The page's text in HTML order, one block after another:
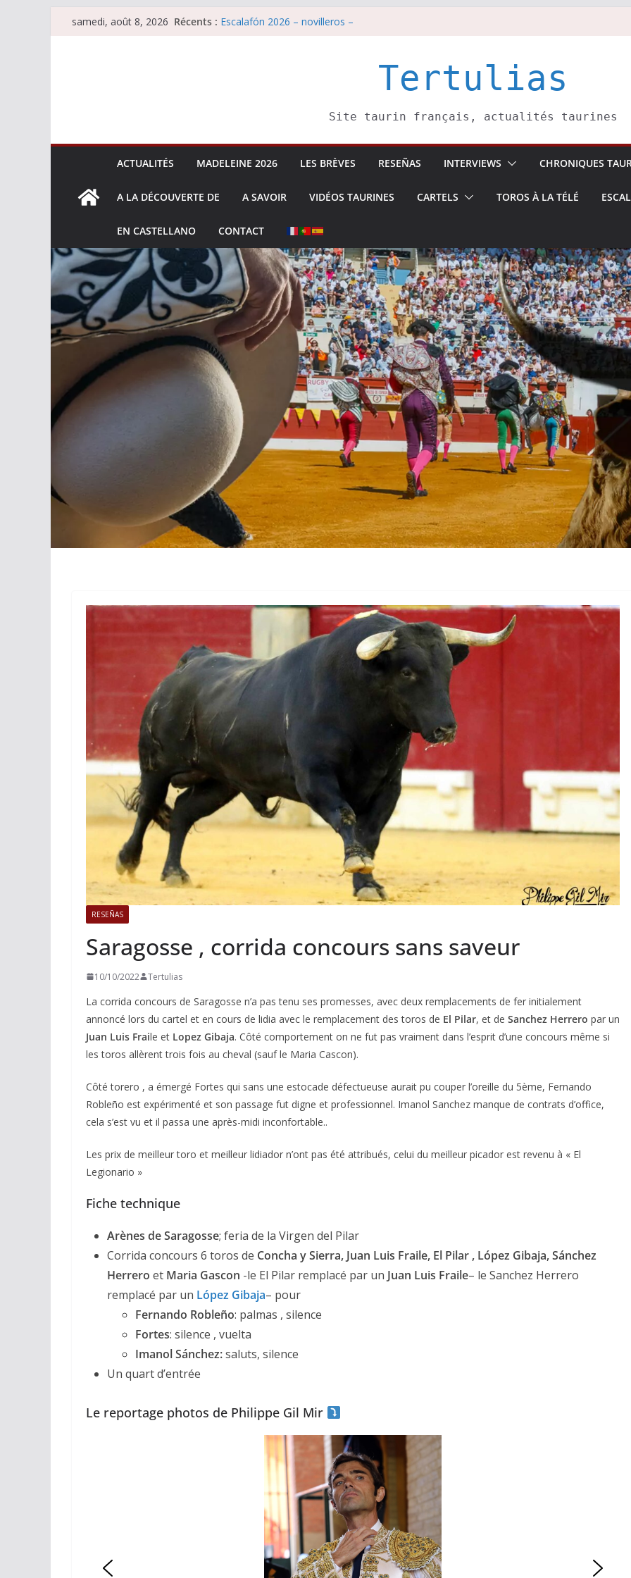
Passersamedi, août 8, 2026 Récents : Escalafón 2026 – matadors de toros-
Maurrin, rendez vous est pris pour l’an prochain.Tertulias
Site taurin français, actualités taurines
ACTUALITÉS MADELEINE 2026 LES BRÈVES RESEÑAS INTERVIEWS CHRONIQUES
A LA DÉCOUVERTE DE A SAVOIR VIDÉOS TAURINES CARTELS TOROS À LA TÉLÉ
EN CASTELLANO CONTACT
RESEÑAS
Saragosse , corrida concours sans saveur
10/10/2022 Tertulias
La corrida concours de Saragosse n’a pas tenu ses promesses, avec deux remplacements de fer initialement
annoncé lors du cartel et en cours de lidia avec le remplacement des toros de El Pilar, et de Sanchez Herrero par un
Juan Luis Fraile et Lopez Gibaja. Côté comportement on ne fut pas vraiment dans l’esprit d’une concours même si
les toros allèrent trois fois au cheval (sauf le Maria Cascon).
Côté torero , a émergé Fortes qui sans une estocade défectueuse aurait pu couper l’oreille du 5ème, Fernando
Robleño est expérimenté et son passage fut digne et professionnel. Imanol Sanchez manque de contrats d’office,
cela s’est vu et il passa une après-midi inconfortable..
Les prix de meilleur toro et meilleur lidiador n’ont pas été attribués, celui du meilleur picador est revenu à « El
Legionario »
Fiche technique
Arènes de Saragosse; feria de la Virgen del Pilar
Corrida concours 6 toros de Concha y Sierra, Juan Luis Fraile, El Pilar , López Gibaja, Sánchez
Herrero et Maria Gascon -le El Pilar remplacé par un Juan Luis Fraile– le Sanchez Herrero
remplacé par un López Gibaja– pour
Fernando Robleño: palmas , silence
Fortes: silence , vuelta
Imanol Sánchez:saluts, silence
Un quart d’entrée
Le reportage photos de Philippe Gil Mir
ACTUALITÉS TAURINES PHOTOS TAURINES 2026
Istres, l’ouverture en
photos
19/06/2026
Bayonne, la corrida
des fêtes en photos
CHRONIQUES TAURINES 2026
Arles : au seuil des
espérances.
02/04/2026 Olivier Castelnau